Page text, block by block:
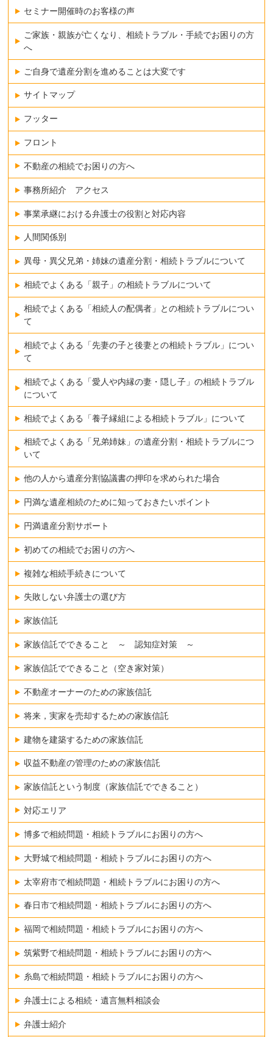
セミナー開催時のお客様の声
ご家族・親族が亡くなり、相続トラブル・手続でお困りの方
へ
ご自身で遺産分割を進めることは大変です
サイトマップ
フッター
フロント
不動産の相続でお困りの方へ
事務所紹介 アクセス
事業承継における弁護士の役割と対応内容
人間関係別
異母・異父兄弟・姉妹の遺産分割・相続トラブルについて
相続でよくある「親子」の相続トラブルについて
相続でよくある「相続人の配偶者」との相続トラブルについ
て
相続でよくある「先妻の子と後妻との相続トラブル」につい
て
相続でよくある「愛人や内縁の妻・隠し子」の相続トラブル
について
相続でよくある「養子縁組による相続トラブル」について
相続でよくある「兄弟姉妹」の遺産分割・相続トラブルにつ
いて
他の人から遺産分割協議書の押印を求められた場合
円満な遺産相続のために知っておきたいポイント
円満遺産分割サポート
初めての相続でお困りの方へ
複雑な相続手続きについて
失敗しない弁護士の選び方
家族信託
家族信託でできること ～ 認知症対策 ～
家族信託でできること（空き家対策）
不動産オーナーのための家族信託
将来，実家を売却するための家族信託
建物を建築するための家族信託
収益不動産の管理のための家族信託
家族信託という制度（家族信託でできること）
対応エリア
博多で相続問題・相続トラブルにお困りの方へ
大野城で相続問題・相続トラブルにお困りの方へ
太宰府市で相続問題・相続トラブルにお困りの方へ
春日市で相続問題・相続トラブルにお困りの方へ
福岡で相続問題・相続トラブルにお困りの方へ
筑紫野で相続問題・相続トラブルにお困りの方へ
糸島で相続問題・相続トラブルにお困りの方へ
弁護士による相続・遺言無料相談会
弁護士紹介